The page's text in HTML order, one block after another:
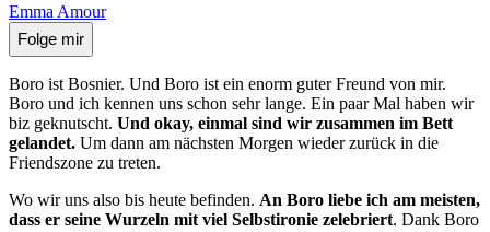
Emma Amour
Folge mir
Boro ist Bosnier. Und Boro ist ein enorm guter Freund von mir.
Boro und ich kennen uns schon sehr lange. Ein paar Mal haben wir
biz geknutscht. Und okay, einmal sind wir zusammen im Bett
gelandet. Um dann am nächsten Morgen wieder zurück in die
Friendszone zu treten.
Wo wir uns also bis heute befinden. An Boro liebe ich am meisten,
dass er seine Wurzeln mit viel Selbstironie zelebriert. Dank Boro